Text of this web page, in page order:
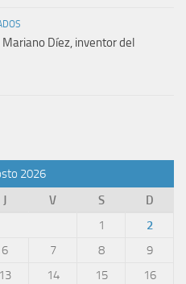
Díez, inventor del
2026
J V S
D
1
2
6 7 8
9
13 14 15
16